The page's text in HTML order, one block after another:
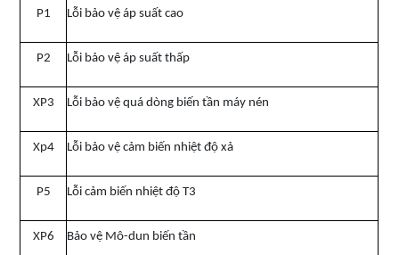
P1 Lỗi bảo vệ áp suất cao
P2 Lỗi bảo vệ áp suất thấp
XP3 Lỗi bảo vệ quá dòng biến tần máy nén
Xp4 Lỗi bảo vệ cảm biến nhiệt độ xả
P5 Lỗi cảm biến nhiệt độ T3
XP6 Bảo vệ Mô-dun biến tần